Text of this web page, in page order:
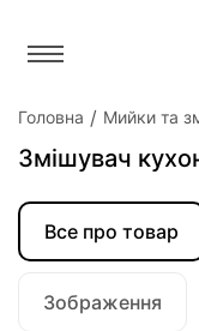
Головна Мийки та
Змішувач
Все про товар
Зображення